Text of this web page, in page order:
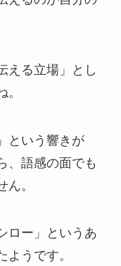
える立場」とし
という響きが
、語感の面でも
。
ロー」というあ
うです。